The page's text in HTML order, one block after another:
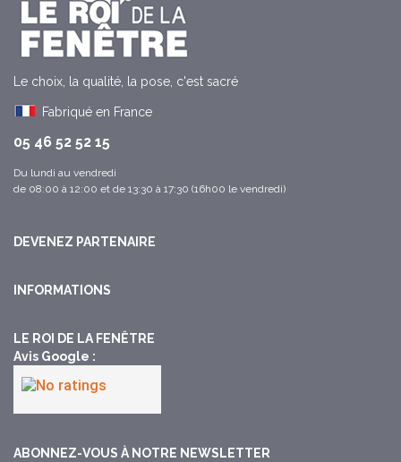
Le choix, la qualité, la pose, c'est sacré
Fabriqué en France
05 46 52 52 15
Du lundi au vendredi
de 08:00 à 12:00 et de 13:30 à 17:30 (16h00 le vendredi)
DEVENEZ PARTENAIRE
INFORMATIONS
LE ROI DE LA FENÊTRE
Avis Google :​
ABONNEZ-VOUS À NOTRE NEWSLETTER